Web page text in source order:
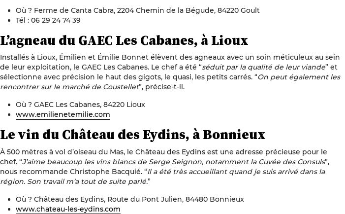
Où ? Ferme de Canta Cabra, 2204 Chemin de la Bégude, 84220 Goult
Tél : 06 29 24 74 39
L’agneau du GAEC Les Cabanes, à Lioux
Installés à Lioux, Émilien et Émilie Bonnet élèvent des agneaux avec un soin méticuleux au sein
de leur exploitation, le GAEC Les Cabanes. Le chef a été “séduit par la qualité de leur viande” et
sélectionne avec précision le haut des gigots, le quasi, les petits carrés. “On peut également les
rencontrer sur le marché de Coustellet”, précise-t-il.
Où ? GAEC Les Cabanes, 84220 Lioux
www.emilienetemilie.com
Le vin du Château des Eydins, à Bonnieux
À 500 mètres à vol d’oiseau du Mas, le Château des Eydins est une adresse précieuse pour le
chef. “J’aime beaucoup les vins blancs de Serge Seignon, notamment la Cuvée des Consuls”,
nous recommande Christophe Bacquié. “Il a été très accueillant quand je suis arrivé dans la
région. Son travail m’a tout de suite parlé.”
Où ? Château des Eydins, Route du Pont Julien, 84480 Bonnieux
www.chateau-les-eydins.com